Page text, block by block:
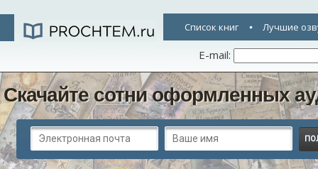
Список книг Лучшие
E-mail:
Скачайте сотни оформленных